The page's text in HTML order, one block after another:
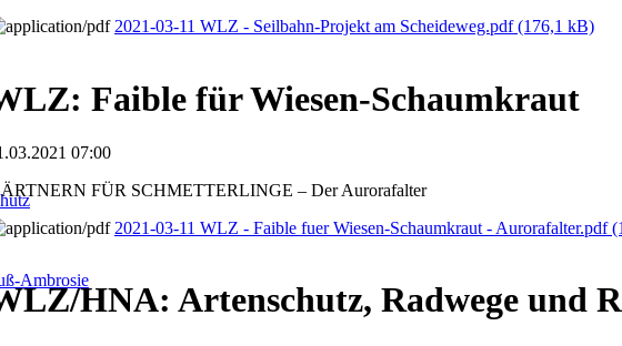
Ambrosie
2021-03-11 WLZ - Seilbahn-Projekt am Scheideweg.pdf(176,1 kB)
Faible für Wiesen-Schaumkraut
07:00
FÜR SCHMETTERLINGE – Der Aurorafalter
2021-03-11 WLZ - Faible fuer Wiesen-Schaumkraut - Aurorafalter.pdf
HNA: Artenschutz, Radwege und